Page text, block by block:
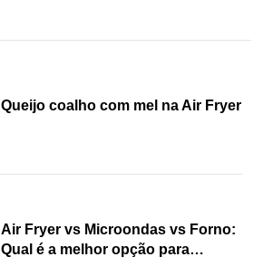
Queijo coalho com mel na Air Fryer
Air Fryer vs Microondas vs Forno:
Qual é a melhor opção para